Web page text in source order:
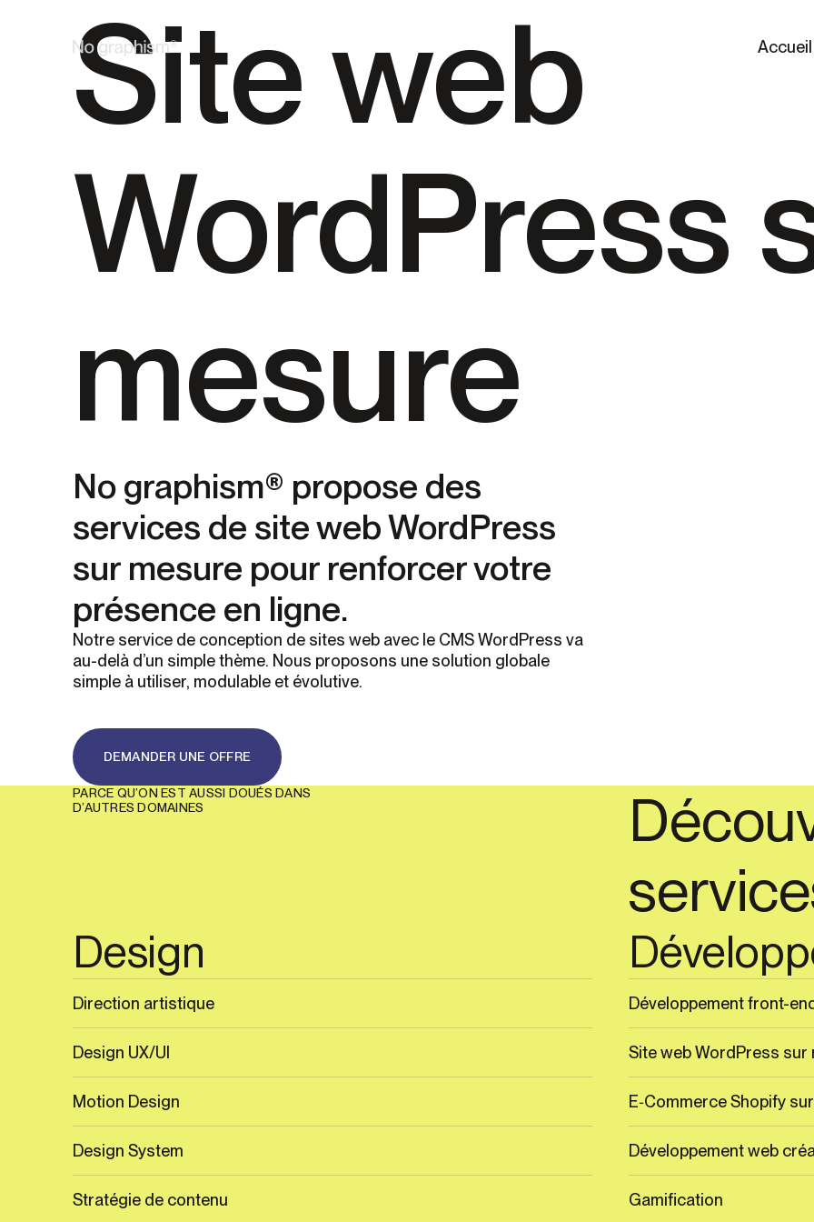
Accueil
Site web
WordPress
mesure
No graphism® propose des
services de site web WordPress
sur mesure pour renforcer votre
présence en ligne.
Notre service de conception de sites web avec le CMS WordPress va
au-delà d’un simple thème. Nous proposons une solution globale
simple à utiliser, modulable et évolutive.
DEMANDER UNE OFFRE
PARCE QU’ON EST AUSSI DOUÉS DANS
D’AUTRES DOMAINES
Design
Direction artistique
Design UX/UI
Motion Design
Design System
Stratégie de contenu
Développement front-
Site web WordPress sur
E‑Commerce Shopify
Développement web
Gamification
Nous sommes à un e‑mail
de distance.
NOUS VOUS RÉPONDONS AVANT
CONTACTEZ-NOUS
E-MAILS